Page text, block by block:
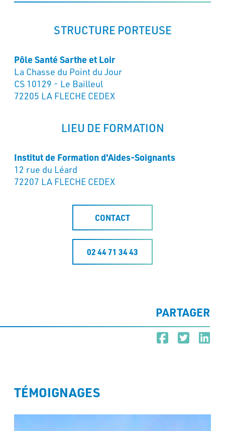
STRUCTURE PORTEUSE
Pôle Santé Sarthe et Loir
La Chasse du Point du Jour
CS 10129 - Le Bailleul
72205 LA FLECHE CEDEX
LIEU DE FORMATION
Institut de Formation d'Aides-Soignants
12 rue du Léard
72207 LA FLECHE CEDEX
CONTACT
02 44 71 34 43
PARTAGER
TÉMOIGNAGES